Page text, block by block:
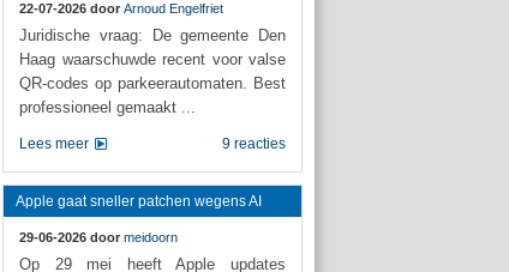
22-07-2026 door Arnoud Engelfriet
Juridische vraag: De gemeente Den
Haag waarschuwde recent voor valse
QR-codes op parkeerautomaten. Best
professioneel gemaakt ...
9 reacties
Lees meer
Apple gaat sneller patchen wegens AI
29-06-2026 door meidoorn
Op 29 mei heeft Apple updates